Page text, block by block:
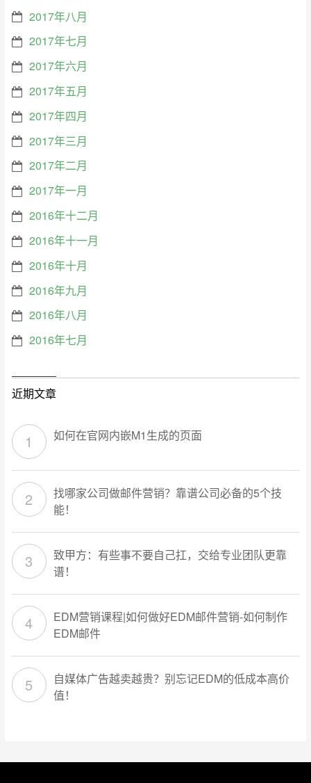
2017年八月
2017年七月
2017年六月
2017年五月
2017年四月
2017年三月
2017年二月
2017年一月
2016年十二月
2016年十一月
2016年十月
2016年九月
2016年八月
2016年七月
近期文章
如何在官网内嵌M1生成的页面
找哪家公司做邮件营销？靠谱公司必备的5个技
能！
致甲方：有些事不要自己扛，交给专业团队更靠
谱！
EDM营销课程|如何做好EDM邮件营销-如何制作
EDM邮件
自媒体广告越卖越贵？别忘记EDM的低成本高价
值！